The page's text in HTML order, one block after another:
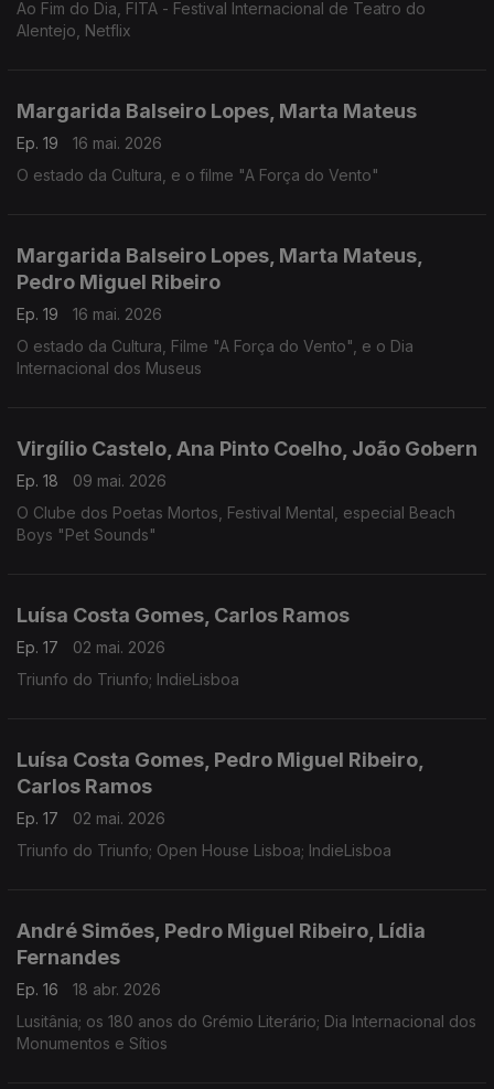
Ao Fim do Dia, FITA - Festival Internacional de Teatro do
Alentejo, Netflix
Margarida Balseiro Lopes, Marta Mateus
Ep. 19
16 mai. 2026
O estado da Cultura, e o filme "A Força do Vento"
Margarida Balseiro Lopes, Marta Mateus,
Pedro Miguel Ribeiro
Ep. 19
16 mai. 2026
O estado da Cultura, Filme "A Força do Vento", e o Dia
Internacional dos Museus
Virgílio Castelo, Ana Pinto Coelho, João Gobern
Ep. 18
09 mai. 2026
O Clube dos Poetas Mortos, Festival Mental, especial Beach
Boys "Pet Sounds"
Luísa Costa Gomes, Carlos Ramos
Ep. 17
02 mai. 2026
Triunfo do Triunfo; IndieLisboa
Luísa Costa Gomes, Pedro Miguel Ribeiro,
Carlos Ramos
Ep. 17
02 mai. 2026
Triunfo do Triunfo; Open House Lisboa; IndieLisboa
André Simões, Pedro Miguel Ribeiro, Lídia
Fernandes
Ep. 16
18 abr. 2026
Lusitânia; os 180 anos do Grémio Literário; Dia Internacional dos
Monumentos e Sítios